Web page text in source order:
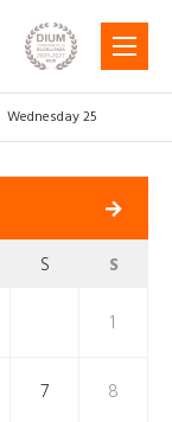
MENU
Wednesday 25
S S
1
7 8